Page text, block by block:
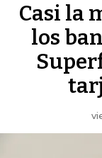
Casi la
los